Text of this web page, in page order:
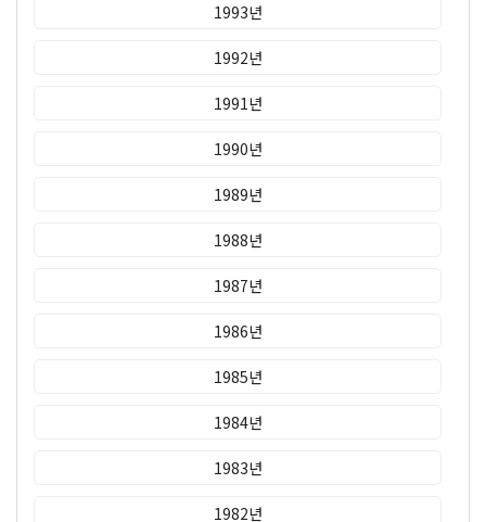
1993년
1992년
1991년
1990년
1989년
1988년
1987년
1986년
1985년
1984년
1983년
1982년